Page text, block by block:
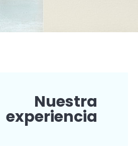
Nuestra
experiencia